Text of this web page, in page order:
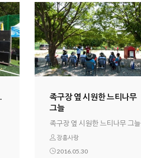
족구장 옆 시원한 느티나무
그늘
족구장 옆 시원한 느티나무 그늘
장흥사랑
2016.05.30